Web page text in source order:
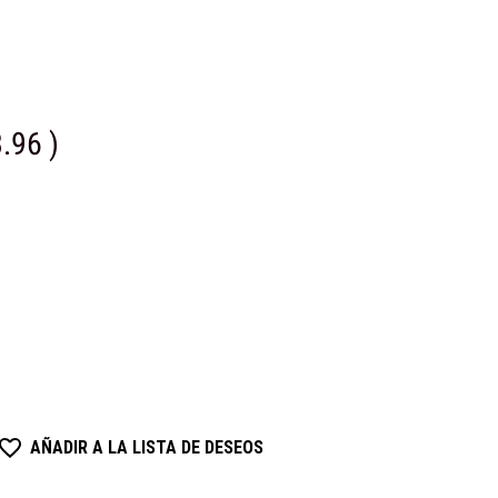
)
AÑADIR A LA LISTA DE DESEOS